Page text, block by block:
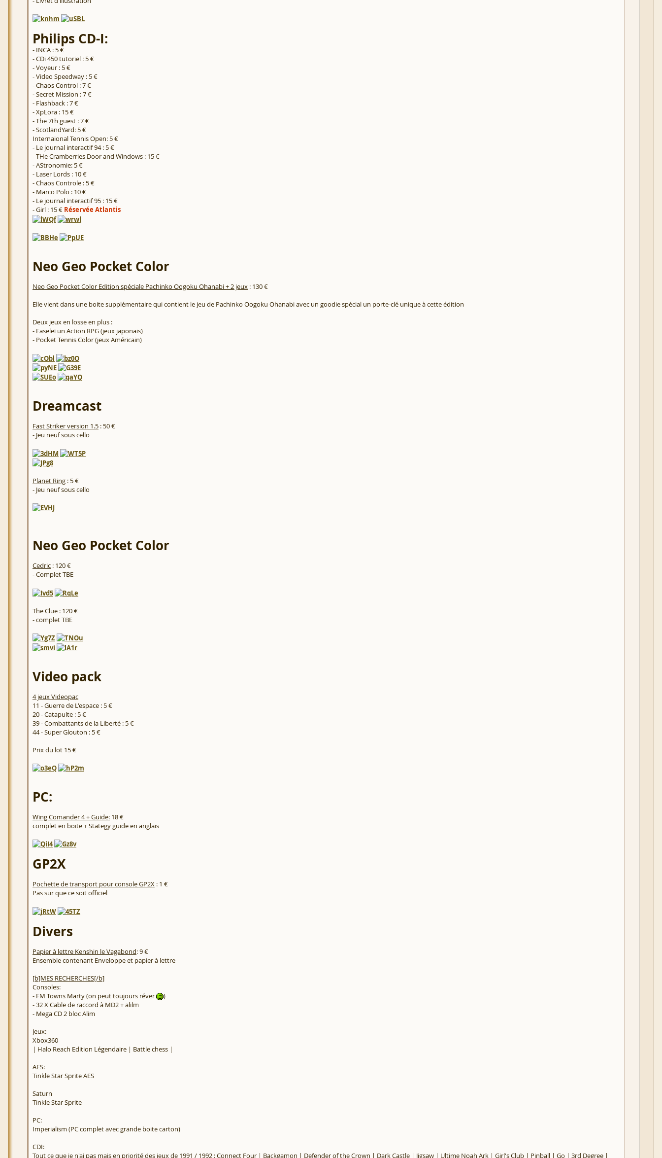
Philips CD-I:
- INCA : 5 €
- CDi 450 tutoriel : 5 €
- Voyeur : 5 €
- Video Speedway : 5 €
- Chaos Control : 7 €
- Secret Mission : 7 €
- Flashback : 7 €
- XpLora : 15 €
- The 7th guest : 7 €
- ScotlandYard: 5 €
Internaional Tennis Open: 5 €
- Le journal interactif 94 : 5 €
- THe Cramberries Door and Windows : 15 €
- AStronomie: 5 €
- Laser Lords : 10 €
- Chaos Controle : 5 €
- Marco Polo : 10 €
- Le journal interactif 95 : 15 €
- Girl : 15 € Réservée Atlantis
Neo Geo Pocket Color
Neo Geo Pocket Color Edition spéciale Pachinko Oogoku Ohanabi + 2 jeux : 130 €
Elle vient dans une boite supplémentaire qui contient le jeu de Pachinko Oogoku Ohanabi avec un goodie spécial un porte-clé unique à cette édition
Deux jeux en losse en plus :
- Faseleï un Action RPG (jeux japonais)
- Pocket Tennis Color (jeux Américain)
Dreamcast
Fast Striker version 1.5 : 50 €
- Jeu neuf sous cello
Planet Ring : 5 €
- Jeu neuf sous cello
Neo Geo Pocket Color
Cedric : 120 €
- Complet TBE
The Clue : 120 €
- complet TBE
Video pack
4 jeux Videopac
11 - Guerre de L'espace : 5 €
20 - Catapulte : 5 €
39 - Combattants de la Liberté : 5 €
44 - Super Glouton : 5 €
Prix du lot 15 €
PC:
Wing Comander 4 + Guide: 18 €
complet en boite + Stategy guide en anglais
GP2X
Pochette de transport pour console GP2X : 1 €
Pas sur que ce soit officiel
Divers
Papier à lettre Kenshin le Vagabond: 9 €
Ensemble contenant Enveloppe et papier à lettre
[b]MES RECHERCHES[/b]
Consoles:
- FM Towns Marty (on peut toujours réver
)
- 32 X Cable de raccord à MD2 + alilm
- Mega CD 2 bloc Alim
Jeux:
Xbox360
| Halo Reach Edition Légendaire | Battle chess |
AES:
Tinkle Star Sprite AES
Saturn
Tinkle Star Sprite
PC:
Imperialism (PC complet avec grande boite carton)
CDI:
Tout ce que je n'ai pas mais en priorité des jeux de 1991 / 1992 : Connect Four | Backgamon | Defender of the Crown | Dark Castle | Jigsaw | Ultime Noah Ark | Girl's Club | Pinball | Go | 3rd Degree |